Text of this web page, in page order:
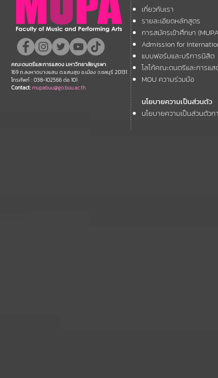
คณะฯ ที่ได้รับการตอบรับให้นำ
เสนอผลงานวิชาการ ในงาน
ประชุมวิชาการระดับชาติและ
นานาชาติ "ศิลปกรรมวิจัย"
ประจำปี 2569 (FAR 12)
11th
Forum
เกี่ยวกับเรา
รายละเอียดหลักสูตร
การสมัครเข้าศึกษา
Admission for
แบบฟอร์มและบริการนิสิต
โลโก้คณะดนตรีและการแส
MOU ความร่วมมือ
นโยบายความเป็นส่วนตัว
นโยบายความเป็นส่วนตัว
คณะดนตรีและการแสดง มหาวิทยาลัยบูรพา
169 ถ.ลงหาดบางแสน ต.แสนสุข อ.เมือง จ.ชลบุรี 20131
โทรศัพท์ : 038-102566 ต่อ 101
Contact:mupabuu@go.buu.ac.th